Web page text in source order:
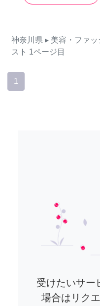
神奈川県 ▸ 美容・ファッ
スト 1ページ目
1
受けたいサー
場合はリク